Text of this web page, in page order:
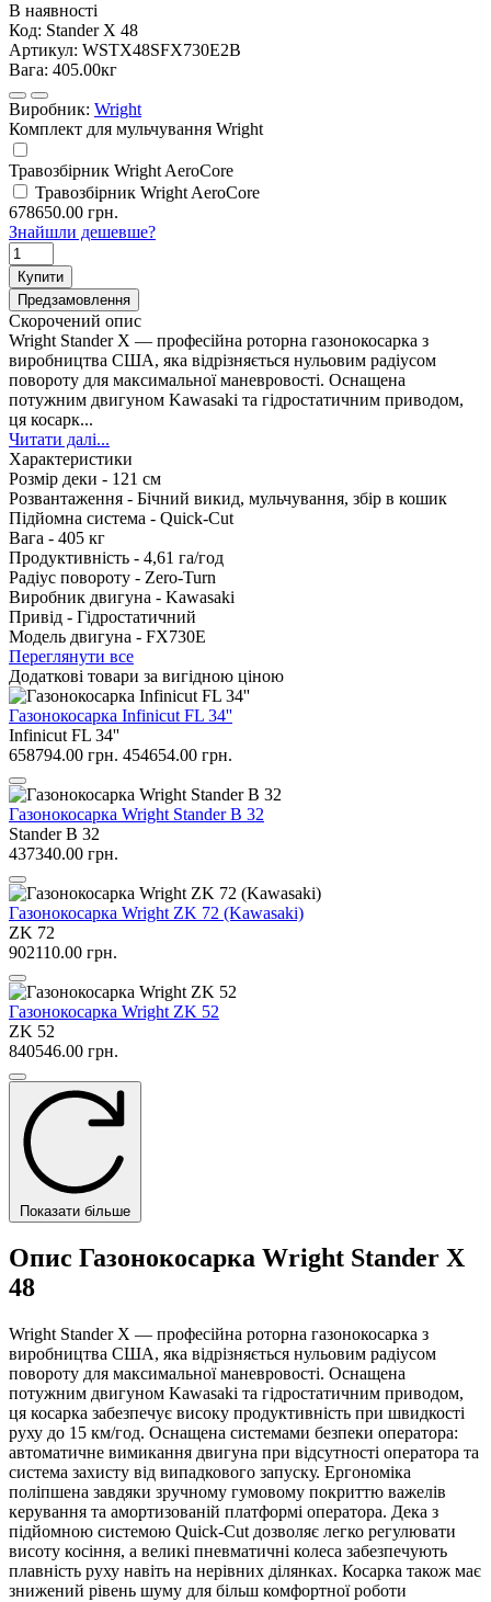
В наявності
Код: Stander X 48
Артикул: WSTX48SFX730E2B
Вага: 405.00кг
Виробник: Wright
Комплект для мульчування Wright
Травозбірник Wright AeroCore
Травозбірник Wright AeroCore
678650.00 грн.
Знайшли дешевше?
Купити
Предзамовлення
Скорочений опис
Wright Stander X — професійна роторна газонокосарка з
виробництва США, яка відрізняється нульовим радіусом
повороту для максимальної маневровості. Оснащена
потужним двигуном Kawasaki та гідростатичним приводом,
ця косарк...
Читати далі...
Характеристики
Розмір деки - 121 см
Розвантаження - Бічний викид, мульчування, збір в кошик
Підйомна система - Quick-Cut
Вага - 405 кг
Продуктивність - 4,61 га/год
Радіус повороту - Zero-Turn
Виробник двигуна - Kawasaki
Привід - Гідростатичний
Модель двигуна - FX730E
Переглянути все
Додаткові товари за вигідною ціною
Газонокосарка Infinicut FL 34''
Infinicut FL 34''
658794.00 грн. 454654.00 грн.
Газонокосарка Wright Stander B 32
Stander B 32
437340.00 грн.
Газонокосарка Wright ZK 72 (Kawasaki)
ZK 72
902110.00 грн.
Газонокосарка Wright ZK 52
ZK 52
840546.00 грн.
Показати більше
Опис Газонокосарка Wright Stander X
48
Wright Stander X — професійна роторна газонокосарка з
виробництва США, яка відрізняється нульовим радіусом
повороту для максимальної маневровості. Оснащена
потужним двигуном Kawasaki та гідростатичним приводом,
ця косарка забезпечує високу продуктивність при швидкості
руху до 15 км/год. Оснащена системами безпеки оператора:
автоматичне вимикання двигуна при відсутності оператора та
система захисту від випадкового запуску. Ергономіка
поліпшена завдяки зручному гумовому покриттю важелів
керування та амортизованій платформі оператора. Дека з
підйомною системою Quick-Cut дозволяє легко регулювати
висоту косіння, а великі пневматичні колеса забезпечують
плавність руху навіть на нерівних ділянках. Косарка також має
знижений рівень шуму для більш комфортної роботи